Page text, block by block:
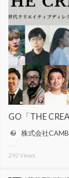
GO「THE
株式会社
292 Views